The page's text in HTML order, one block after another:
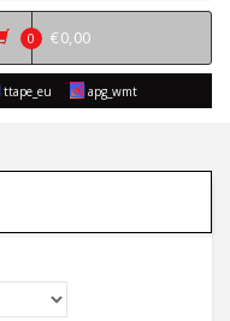
0 €0,00
ttape_eu apg_wmt